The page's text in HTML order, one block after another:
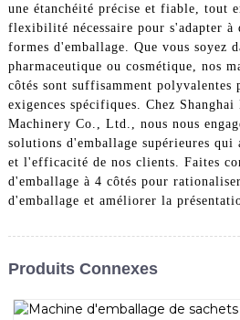
une étanchéité précise et fiable, tout
flexibilité nécessaire pour s'adapter
formes d'emballage. Que vous soyez
pharmaceutique ou cosmétique, nos
côtés sont suffisamment polyvalentes
exigences spécifiques. Chez Shanghai
Machinery Co., Ltd., nous nous
solutions d'emballage supérieures
et l'efficacité de nos clients. Faites
d'emballage à 4 côtés pour
d'emballage et améliorer la
Produits Connexes